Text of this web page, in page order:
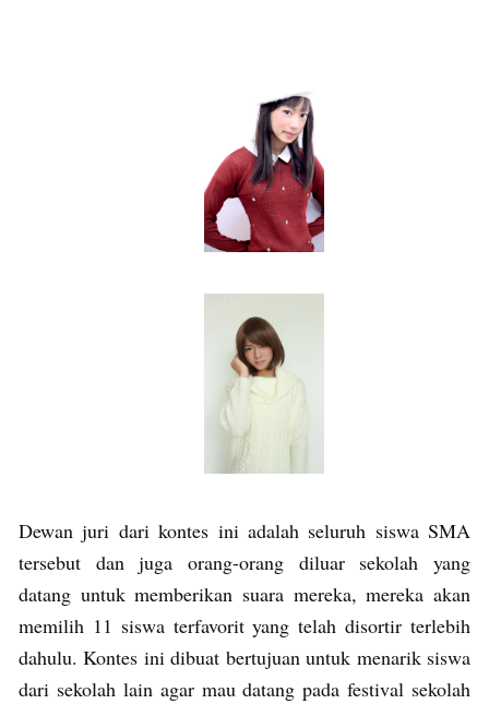
Dewan juri dari kontes ini adalah seluruh siswa SMA
tersebut dan juga orang-orang diluar sekolah yang
datang untuk memberikan suara mereka, mereka akan
memilih 11 siswa terfavorit yang telah disortir terlebih
dahulu. Kontes ini dibuat bertujuan untuk menarik siswa
dari sekolah lain agar mau datang pada festival sekolah